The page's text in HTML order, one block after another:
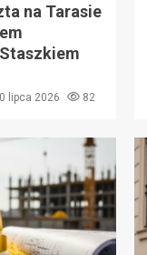
na Tarasie
lipca 2026 82